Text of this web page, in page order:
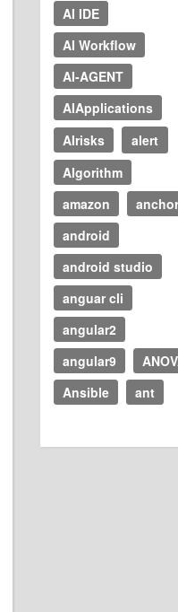
AI IDE
AI Workflow
AI-AGENT
AIApplications
AIrisks
alert
Algorithm
amazon
anchor
android
android studio
anguar cli
angular2
angular9
Ansible
ant